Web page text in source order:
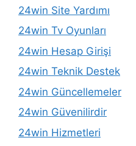
24win Site Yardımı
24win Tv Oyunları
24win Hesap Girişi
24win Teknik Destek
24win Güncellemeler
24win Güvenilirdir
24win Hizmetleri